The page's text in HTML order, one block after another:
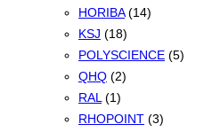
HORIBA (14)
KSJ (18)
POLYSCIENCE (5)
QHQ (2)
RAL (1)
RHOPOINT (3)